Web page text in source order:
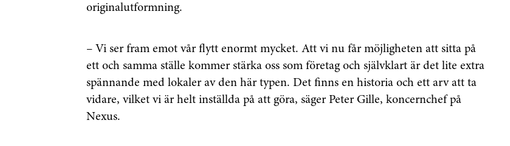
originalutformning.
– Vi ser fram emot vår flytt enormt mycket. Att vi nu får möjligheten att sitta på
ett och samma ställe kommer stärka oss som företag och självklart är det lite extra
spännande med lokaler av den här typen. Det finns en historia och ett arv att ta
vidare, vilket vi är helt inställda på att göra, säger Peter Gille, koncernchef på
Nexus.